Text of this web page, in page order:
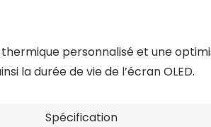
thermique personnalisé et une
la durée de vie de l’écran OLED.
Spécification